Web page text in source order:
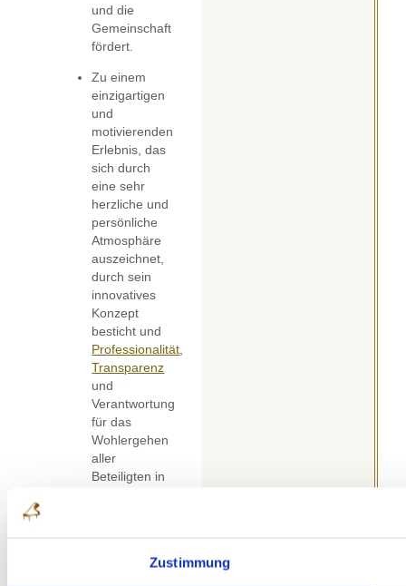
Zustimmung
und die
Gemeinschaft
fördert.
Zu einem
einzigartigen
und
motivierenden
Erlebnis, das
sich durch
eine sehr
herzliche und
persönliche
Atmosphäre
auszeichnet,
durch sein
innovatives
Konzept
besticht und
Professionalität
Transparenz
und
Verantwortung
für das
Wohlergehen
aller
Beteiligten in
Wir freuen uns sehr